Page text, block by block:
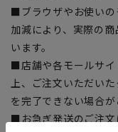
■ブラウザやお使いの
加減により、実際の
います。
■店舗や各モールサイ
上、ご注文いただい
を完了できない場合が
■お急ぎ発送のご注文